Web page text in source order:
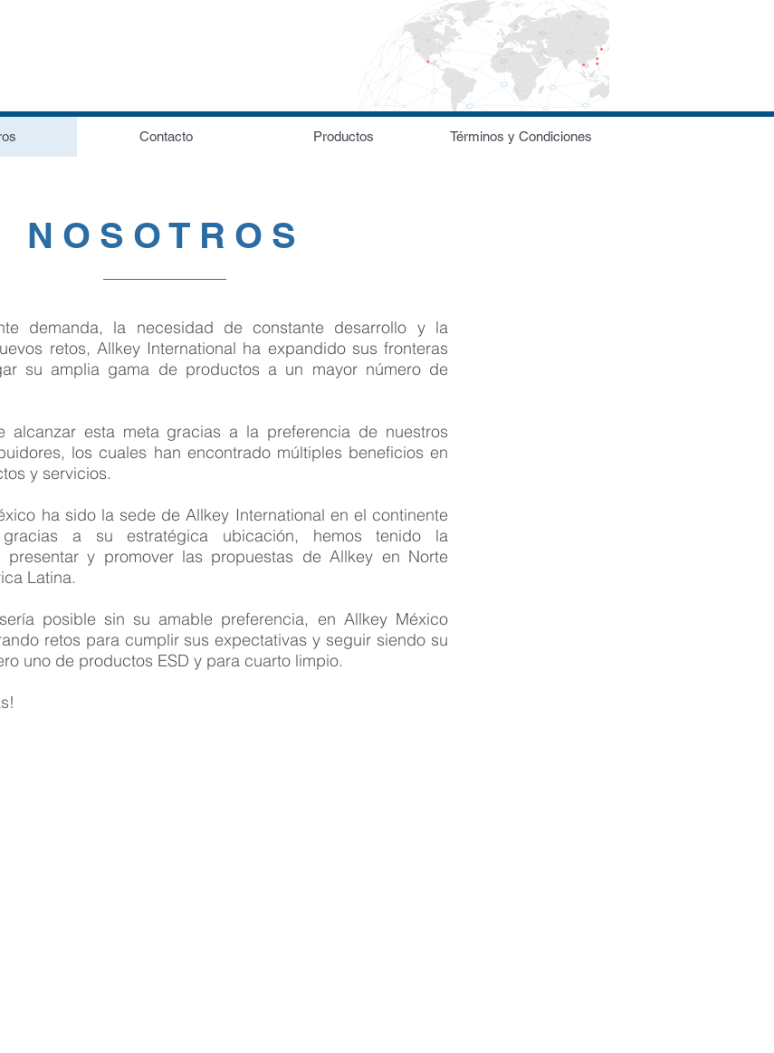
NOSOTROS
demanda, la necesidad de constante desarrollo y la
retos, Allkey International ha expandido sus fronteras
su amplia gama de productos a un mayor número de
alcanzar esta meta gracias a la preferencia de nuestros
los cuales han encontrado múltiples beneficios en
y servicios.
ha sido la sede de Allkey International en el continente
a su estratégica ubicación, hemos tenido la
presentar y promover las propuestas de Allkey en Norte
Latina.
posible sin su amable preferencia, en Allkey México
retos para cumplir sus expectativas y seguir siendo su
uno de productos ESD y para cuarto limpio.
Contacto Productos Términos y Condiciones